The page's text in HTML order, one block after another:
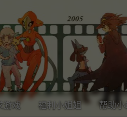
游戏 福利小姐姐 帮助